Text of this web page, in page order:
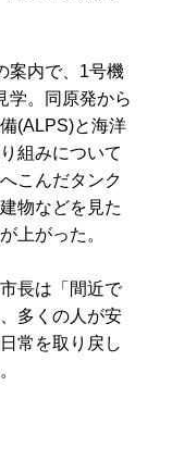
案内で、1号機
学。同原発から
(ALPS)と海洋
組みについて
こんだタンク
物などを見た
上がった。
長は「間近で
多くの人が安
常を取り戻し